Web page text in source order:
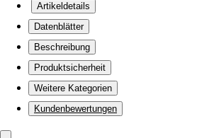
Artikeldetails
Datenblätter
Beschreibung
Produktsicherheit
Weitere Kategorien
Kundenbewertungen